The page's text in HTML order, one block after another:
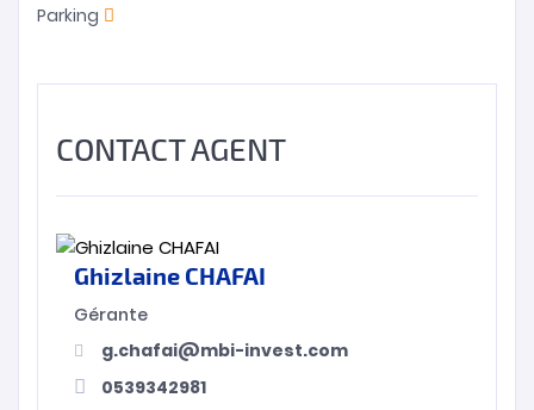
Parking
CONTACT AGENT
Ghizlaine CHAFAI
Gérante
g.chafai@mbi-invest.com
0539342981